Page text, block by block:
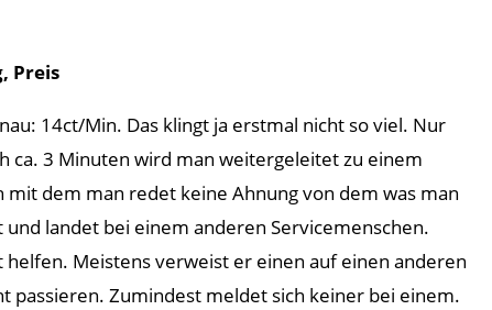
Preis
14ct/Min. Das klingt ja erstmal nicht so viel. Nur
ca. 3 Minuten wird man weitergeleitet zu einem
dem man redet keine Ahnung von dem was man
landet bei einem anderen Servicemenschen.
Meistens verweist er einen auf einen anderen
passieren. Zumindest meldet sich keiner bei einem.